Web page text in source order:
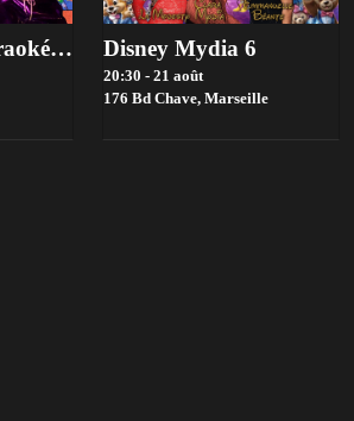
Karaboum ! Karaoké Hosté Par Orion Disney Mydia 6
20:30 - 21 août
176 Bd Chave, Marseille